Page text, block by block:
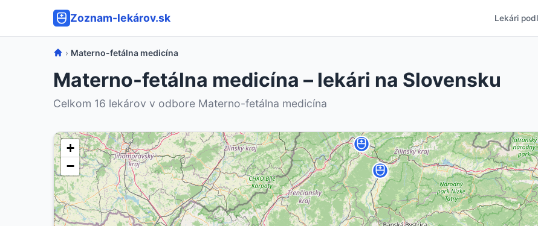
Zoznam-lekárov.sk Lekári
› Materno-fetálna medicína
Materno-fetálna medicína – lekári na Slovensku
Celkom 16 lekárov v odbore Materno-fetálna medicína
+
−